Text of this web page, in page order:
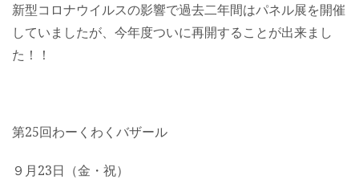
新型コロナウイルスの影響で過去二年間はパネル展を開催
していましたが、今年度ついに再開することが出来まし
た！！
第25回わーくわくバザール
９月23日（金・祝）